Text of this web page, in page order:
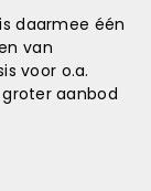
daarmee één
van
voor o.a.
aanbod